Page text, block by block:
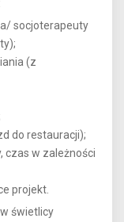
socjoterapeuty
(z
do restauracji);
czas w zależności
projekt.
w świetlicy